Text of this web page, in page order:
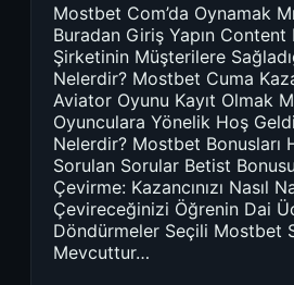
Mostbet Com’da Oynamak
Buradan Giriş Yapın
Şirketinin Müşterilere
Nelerdir? Mostbet Cuma
Aviator Oyunu Kayıt Olmak
Oyunculara Yönelik Hoş
Nelerdir? Mostbet Bonusları
Sorulan Sorular Betist
Çevirme: Kazancınızı Nasıl
Çevireceğinizi Öğrenin Dai
Döndürmeler Seçili Mostbet
Mevcuttur…